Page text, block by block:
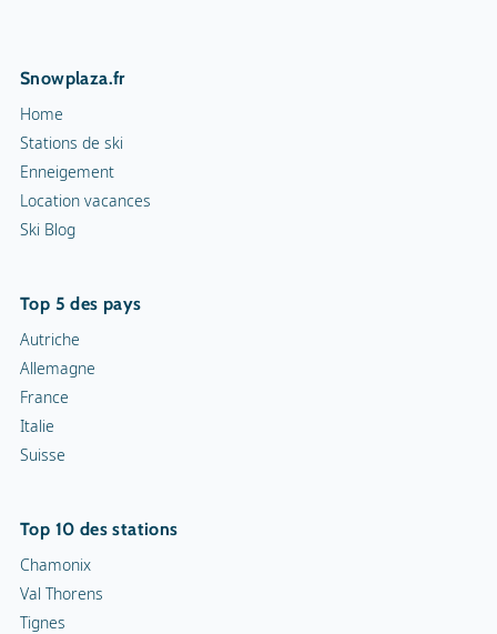
Snowplaza.fr
Home
Stations de ski
Enneigement
Location vacances
Ski Blog
Top 5 des pays
Autriche
Allemagne
France
Italie
Suisse
Top 10 des stations
Chamonix
Val Thorens
Tignes